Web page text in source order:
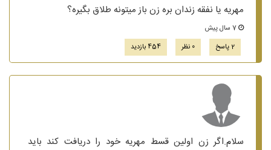
مهریه یا نفقه زندان بره زن باز میتونه طلاق بگیره؟
2 پاسخ
0 نظر 454 بازدید
سلام.اگر زن اولین قسط مهریه خود را دریافت کند باید